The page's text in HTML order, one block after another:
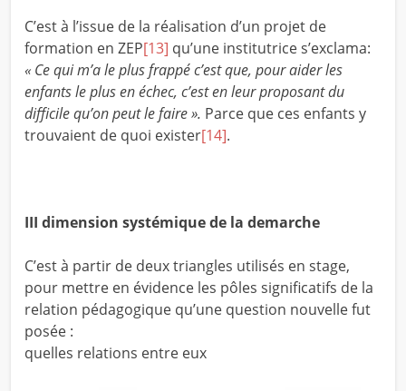
C’est à l’issue de la réalisation d’un projet de
formation en ZEP[13] qu’une institutrice s’exclama:
« Ce qui m’a le plus frappé c’est que, pour aider les
enfants le plus en échec, c’est en leur proposant du
difficile qu’on peut le faire ». Parce que ces enfants y
trouvaient de quoi exister[14].
III dimension systémique de la demarche
C’est à partir de deux triangles utilisés en stage,
pour mettre en évidence les pôles significatifs de la
relation pédagogique qu’une question nouvelle fut
posée :
quelles relations entre eux